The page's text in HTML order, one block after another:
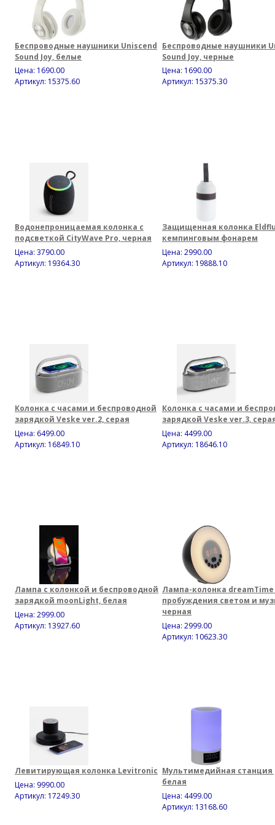
Беспроводные наушники Uniscend
Sound Joy, белые
Цена: 1690.00
Артикул: 15375.60
Беспроводные наушники
Sound Joy, черные
Цена: 1690.00
Артикул: 15375.30
Водонепроницаемая колонка с
подсветкой CityWave Pro, черная
Цена: 3790.00
Артикул: 19364.30
Защищенная колонка
кемпинговым фонарем
Цена: 2990.00
Артикул: 19888.10
Колонка с часами и беспроводной
зарядкой Veske ver.2, серая
Цена: 6499.00
Артикул: 16849.10
Колонка с часами и
зарядкой Veske ver.3,
Цена: 4499.00
Артикул: 18646.10
Лампа с колонкой и беспроводной
зарядкой moonLight, белая
Цена: 2999.00
Артикул: 13927.60
Лампа-колонка
пробуждения светом и
черная
Цена: 2999.00
Артикул: 10623.30
Левитирующая колонка Levitronic
Цена: 9990.00
Артикул: 17249.30
Мультимедийная станция
белая
Цена: 4499.00
Артикул: 13168.60